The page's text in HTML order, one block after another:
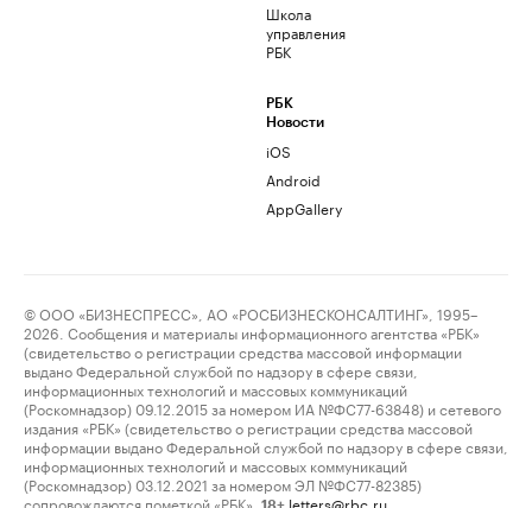
Школа
управления
РБК
РБК
Новости
iOS
Android
AppGallery
© ООО «БИЗНЕСПРЕСС», АО «РОСБИЗНЕСКОНСАЛТИНГ», 1995–
2026. Сообщения и материалы информационного агентства «РБК»
(свидетельство о регистрации средства массовой информации
выдано Федеральной службой по надзору в сфере связи,
информационных технологий и массовых коммуникаций
(Роскомнадзор) 09.12.2015 за номером ИА №ФС77-63848) и сетевого
издания «РБК» (свидетельство о регистрации средства массовой
информации выдано Федеральной службой по надзору в сфере связи,
информационных технологий и массовых коммуникаций
(Роскомнадзор) 03.12.2021 за номером ЭЛ №ФС77-82385)
сопровождаются пометкой «РБК».
letters@rbc.ru